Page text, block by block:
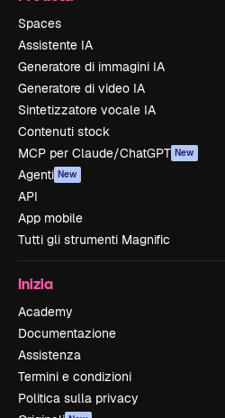
Spaces
Assistente IA
Generatore di immagini IA
Generatore di video IA
Sintetizzatore vocale IA
Contenuti stock
MCP per Claude/ChatGPT New
Agenti New
API
App mobile
Tutti gli strumenti Magnific
Inizia
Academy
Documentazione
Assistenza
Termini e condizioni
Politica sulla privacy